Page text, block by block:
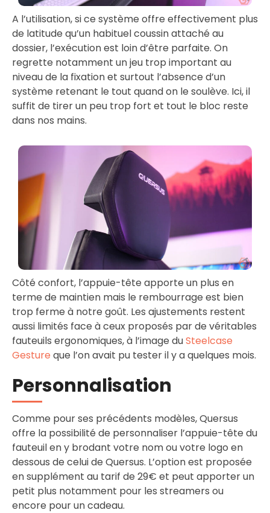
A l’utilisation, si ce système offre effectivement plus
de latitude qu’un habituel coussin attaché au
dossier, l’exécution est loin d’être parfaite. On
regrette notamment un jeu trop important au
niveau de la fixation et surtout l’absence d’un
système retenant le tout quand on le soulève. Ici, il
suffit de tirer un peu trop fort et tout le bloc reste
dans nos mains.
Côté confort, l’appuie-tête apporte un plus en
terme de maintien mais le rembourrage est bien
trop ferme à notre goût. Les ajustements restent
aussi limités face à ceux proposés par de véritables
fauteuils ergonomiques, à l’image duSteelcase
Gesture que l’on avait pu tester il y a quelques mois.
Personnalisation
Comme pour ses précédents modèles, Quersus
offre la possibilité de personnaliser l’appuie-tête du
fauteuil en y brodant votre nom ou votre logo en
dessous de celui de Quersus. L’option est proposée
en supplément au tarif de 29€ et peut apporter un
petit plus notamment pour les streamers ou
encore pour un cadeau.